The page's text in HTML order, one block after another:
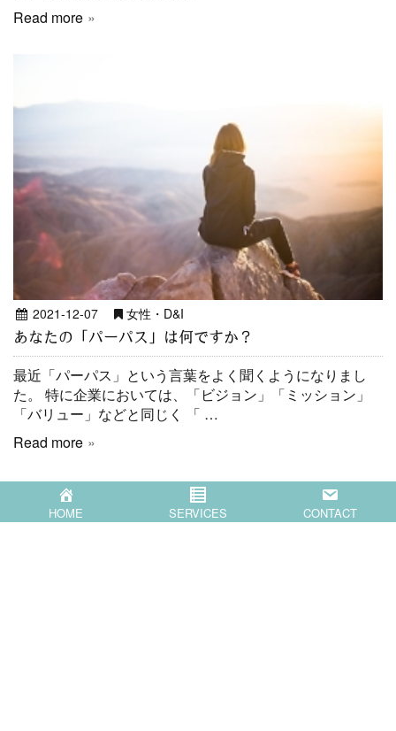
Read more
2021-12-07 女性・D&I
あなたの「パーパス」は何ですか？
最近「パーパス」という言葉をよく聞くようになりまし
た。 特に企業においては、「ビジョン」「ミッション」
「バリュー」などと同じく 「 …
Read more
HOME SERVICES CONTACT